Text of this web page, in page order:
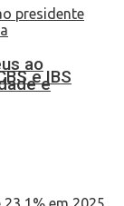
e IBS
ao
e